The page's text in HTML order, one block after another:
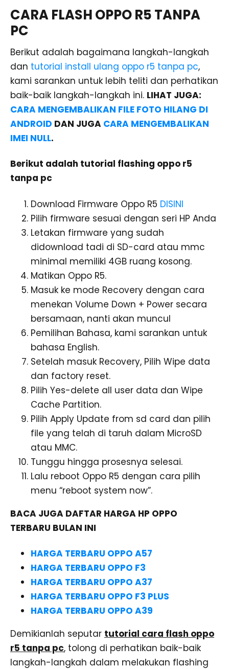
CARA FLASH OPPO R5 TANPA
PC
Berikut adalah bagaimana langkah-langkah
dan tutorial install ulang oppo r5 tanpa pc,
kami sarankan untuk lebih teliti dan perhatikan
baik-baik langkah-langkah ini. LIHAT JUGA:
CARA MENGEMBALIKAN FILE FOTO HILANG DI
ANDROID DAN JUGA CARA MENGEMBALIKAN
IMEI NULL.
Berikut adalah tutorial flashing oppo r5
tanpa pc
Download Firmware Oppo R5 DISINI
Pilih firmware sesuai dengan seri HP Anda
Letakan firmware yang sudah
didownload tadi di SD-card atau mmc
minimal memiliki 4GB ruang kosong.
Matikan Oppo R5.
Masuk ke mode Recovery dengan cara
menekan Volume Down + Power secara
bersamaan, nanti akan muncul
Pemilihan Bahasa, kami sarankan untuk
bahasa English.
Setelah masuk Recovery, Pilih Wipe data
dan factory reset.
Pilih Yes-delete all user data dan Wipe
Cache Partition.
Pilih Apply Update from sd card dan pilih
file yang telah di taruh dalam MicroSD
atau MMC.
Tunggu hingga prosesnya selesai.
Lalu reboot Oppo R5 dengan cara pilih
menu “reboot system now”.
BACA JUGA DAFTAR HARGA HP OPPO
TERBARU BULAN INI
HARGA TERBARU OPPO A57
HARGA TERBARU OPPO F3
HARGA TERBARU OPPO A37
HARGA TERBARU OPPO F3 PLUS
HARGA TERBARU OPPO A39
Demikianlah seputar tutorial cara flash oppo
r5 tanpa pc, tolong di perhatikan baik-baik
langkah-langkah dalam melakukan flashing